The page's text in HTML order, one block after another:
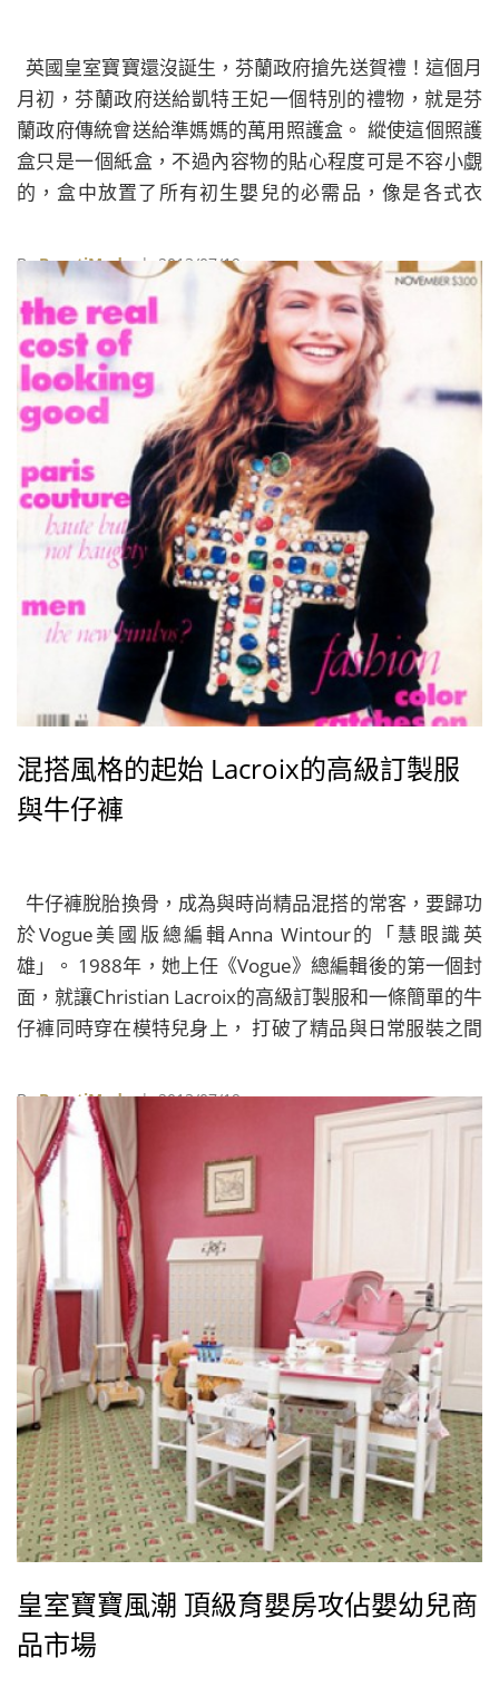
英國皇室寶寶還沒誕生，芬蘭政府搶先送賀禮！這個月
月初，芬蘭政府送給凱特王妃一個特別的禮物，就是芬
蘭政府傳統會送給準媽媽的萬用照護盒。 縱使這個照護
盒只是一個紙盒，不過內容物的貼心程度可是不容小覷
的，盒中放置了所有初生嬰兒的必需品，像是各式衣
產後輔導手冊等，一切想得到的，照護盒裡都找得到。
雖說凱特王妃收到的照護盒與一般芬蘭婦女領到的並沒
有兩樣，不過以實用程度來說，這真是很不錯的禮物
呢。
ByBeautiMode| 2013/07/19
混搭風格的起始 Lacroix的高級訂製服
與牛仔褲
牛仔褲脫胎換骨，成為與時尚精品混搭的常客，要歸功
於Vogue美國版總編輯Anna Wintour的「慧眼識英
雄」。 1988年，她上任《Vogue》總編輯後的第一個封
面，就讓Christian Lacroix的高級訂製服和一條簡單的牛
仔褲同時穿在模特兒身上， 打破了精品與日常服裝之間
ByBeautiMode| 2013/07/19
皇室寶寶風潮 頂級育嬰房攻佔嬰幼兒商
品市場